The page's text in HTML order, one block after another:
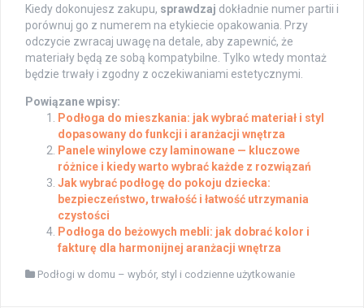
Kiedy dokonujesz zakupu, sprawdzaj dokładnie numer partii i
porównuj go z numerem na etykiecie opakowania. Przy
odczycie zwracaj uwagę na detale, aby zapewnić, że
materiały będą ze sobą kompatybilne. Tylko wtedy montaż
będzie trwały i zgodny z oczekiwaniami estetycznymi.
Powiązane wpisy:
Podłoga do mieszkania: jak wybrać materiał i styl
dopasowany do funkcji i aranżacji wnętrza
Panele winylowe czy laminowane — kluczowe
różnice i kiedy warto wybrać każde z rozwiązań
Jak wybrać podłogę do pokoju dziecka:
bezpieczeństwo, trwałość i łatwość utrzymania
czystości
Podłoga do beżowych mebli: jak dobrać kolor i
fakturę dla harmonijnej aranżacji wnętrza
Podłogi w domu – wybór, styl i codzienne użytkowanie